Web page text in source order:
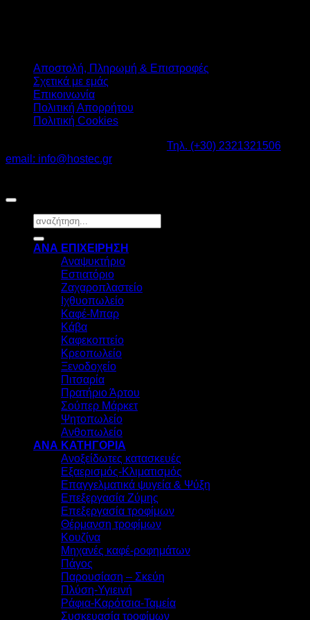
Αποστολή, Πληρωμή & Επιστροφές
Σχετικά με εμάς
Επικοινωνία
Πολιτική Απορρήτου
Πολιτική Cookies
Τηλ. (+30) 2321321506
email: info@hostec.gr
Αναζήτηση
ΑΝΑ ΕΠΙΧΕΙΡΗΣΗ
Αναψυκτήριο
Εστιατόριο
Ζαχαροπλαστείο
Ιχθυοπωλείο
Καφέ-Μπαρ
Κάβα
Καφεκοπτείο
Κρεοπωλείο
Ξενοδοχείο
Πιτσαρία
Πρατήριο Άρτου
Σούπερ Μάρκετ
Ψητοπωλείο
Ανθοπωλείο
ΑΝΑ ΚΑΤΗΓΟΡΙΑ
Ανοξείδωτες κατασκευές
Εξαερισμός-Κλιματισμός
Επαγγελματικά ψυγεία & Ψύξη
Επεξεργασία Ζύμης
Επεξεργασία τροφίμων
Θέρμανση τροφίμων
Κουζίνα
Μηχανές καφέ-ροφημάτων
Πάγος
Παρουσίαση – Σκεύη
Πλύση-Υγιεινή
Ράφια-Καρότσια-Ταμεία
Συσκευασία τροφίμων